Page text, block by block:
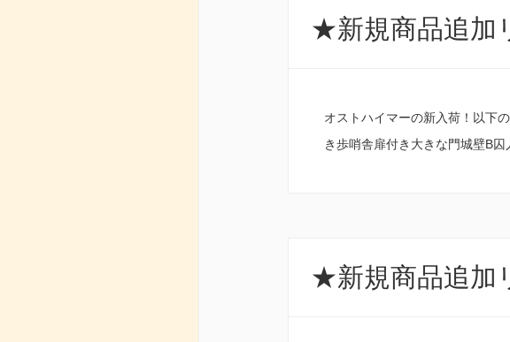
★新規商品追加
オストハイマーの新入荷！以下
き歩哨舎扉付き大きな門城壁B
★新規商品追加